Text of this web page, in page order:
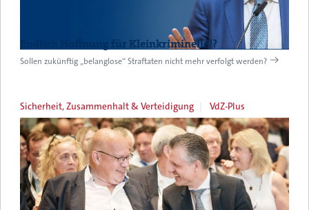
Endlich Hoffnung für Kleinkriminelle!?
Sollen zukünftig „belanglose“ Straftaten nicht mehr verfolgt werden?
Sicherheit, Zusammenhalt & Verteidigung VdZ-Plus